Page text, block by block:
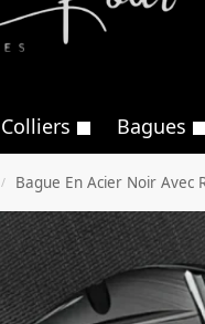
Colliers Bagues
/ Bague En Acier Noir Avec